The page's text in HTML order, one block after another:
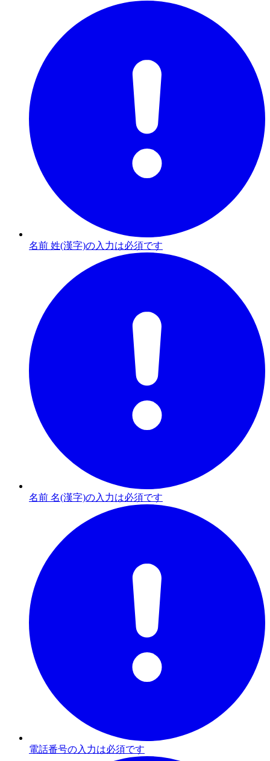
名前 姓(漢字)の入力は必須です
名前 名(漢字)の入力は必須です
電話番号の入力は必須です